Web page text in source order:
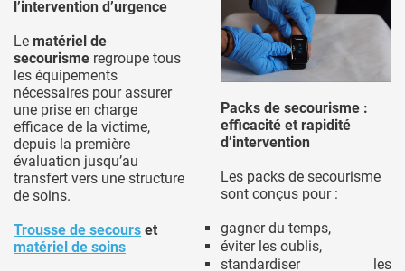
l’intervention d’urgence
Le matériel de
secourisme regroupe tous
les équipements
nécessaires pour assurer
une prise en charge
efficace de la victime,
depuis la première
évaluation jusqu’au
transfert vers une structure
de soins.
Trousse de secours et
matériel de soins
Packs de secourisme :
efficacité et rapidité
d’intervention
Les packs de secourisme
sont conçus pour :
gagner du temps,
éviter les oublis,
standardiser les